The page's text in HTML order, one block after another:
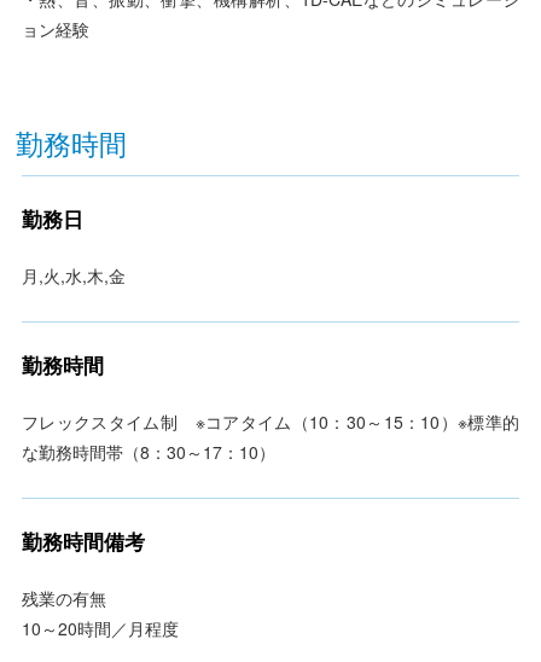
ョン経験
勤務時間
勤務日
月,火,水,木,金
勤務時間
フレックスタイム制 ※コアタイム（10：30～15：10）※標準的
な勤務時間帯（8：30～17：10）
勤務時間備考
残業の有無
10～20時間／月程度